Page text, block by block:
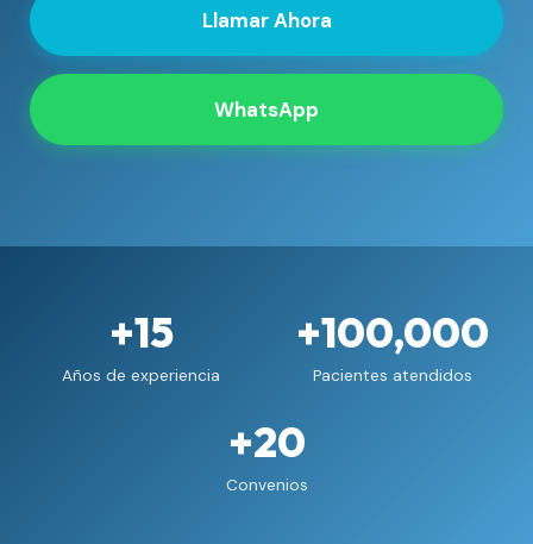
Llamar Ahora
WhatsApp
+15
Años de experiencia
+100,000
Pacientes atendidos
+20
Convenios